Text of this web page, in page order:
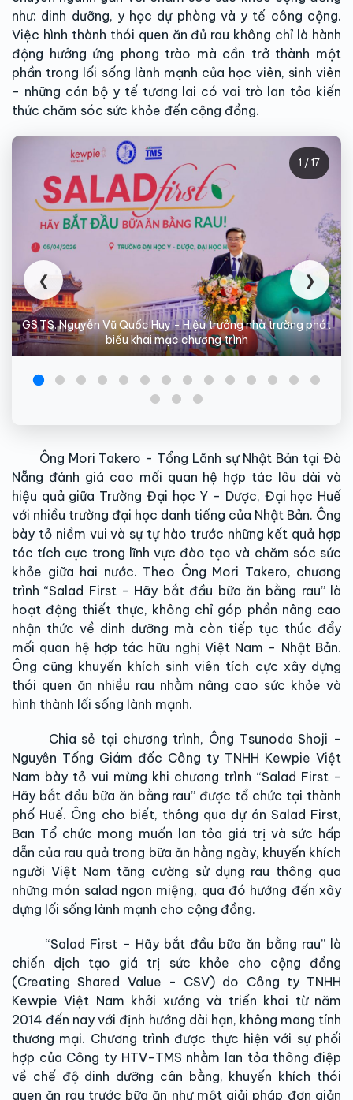
như: dinh dưỡng, y học dự phòng và y tế công cộng.
Việc hình thành thói quen ăn đủ rau không chỉ là hành
động hưởng ứng phong trào mà cần trở thành một
phần trong lối sống lành mạnh của học viên, sinh viên
- những cán bộ y tế tương lai có vai trò lan tỏa kiến
thức chăm sóc sức khỏe đến cộng đồng.
GS.TS. Nguyễn Vũ Quốc Huy - Hiệu trưởng nhà trường phát
biểu khai mạc chương trình
❮ ❯
1 / 17
Ông Mori Takero - Tổng Lãnh sự Nhật Bản tại Đà
Nẵng đánh giá cao mối quan hệ hợp tác lâu dài và
hiệu quả giữa Trường Đại học Y - Dược, Đại học Huế
với nhiều trường đại học danh tiếng của Nhật Bản. Ông
bày tỏ niềm vui và sự tự hào trước những kết quả hợp
tác tích cực trong lĩnh vực đào tạo và chăm sóc sức
khỏe giữa hai nước. Theo Ông Mori Takero, chương
trình “Salad First - Hãy bắt đầu bữa ăn bằng rau” là
hoạt động thiết thực, không chỉ góp phần nâng cao
nhận thức về dinh dưỡng mà còn tiếp tục thúc đẩy
mối quan hệ hợp tác hữu nghị Việt Nam - Nhật Bản.
Ông cũng khuyến khích sinh viên tích cực xây dựng
thói quen ăn nhiều rau nhằm nâng cao sức khỏe và
hình thành lối sống lành mạnh.
Chia sẻ tại chương trình, Ông Tsunoda Shoji -
Nguyên Tổng Giám đốc Công ty TNHH Kewpie Việt
Nam bày tỏ vui mừng khi chương trình “Salad First -
Hãy bắt đầu bữa ăn bằng rau” được tổ chức tại thành
phố Huế. Ông cho biết, thông qua dự án Salad First,
Ban Tổ chức mong muốn lan tỏa giá trị và sức hấp
dẫn của rau quả trong bữa ăn hằng ngày, khuyến khích
người Việt Nam tăng cường sử dụng rau thông qua
những món salad ngon miệng, qua đó hướng đến xây
dựng lối sống lành mạnh cho cộng đồng.
“Salad First - Hãy bắt đầu bữa ăn bằng rau” là
chiến dịch tạo giá trị sức khỏe cho cộng đồng
(Creating Shared Value - CSV) do Công ty TNHH
Kewpie Việt Nam khởi xướng và triển khai từ năm
2014 đến nay với định hướng dài hạn, không mang tính
thương mại. Chương trình được thực hiện với sự phối
hợp của Công ty HTV-TMS nhằm lan tỏa thông điệp
về chế độ dinh dưỡng cân bằng, khuyến khích thói
quen ăn rau trước bữa ăn như một giải pháp đơn giản